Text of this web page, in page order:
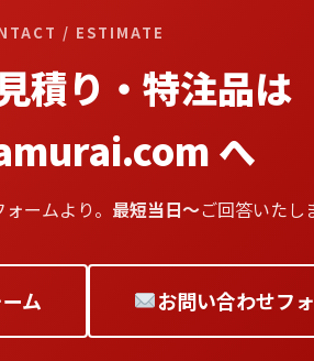
/ ESTIMATE
積り・特注品は
へ
ームより。 最短当日〜ご回答いたし
ム お問い合わせフ